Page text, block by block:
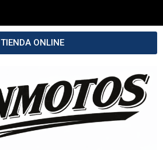
TIENDA ONLINE